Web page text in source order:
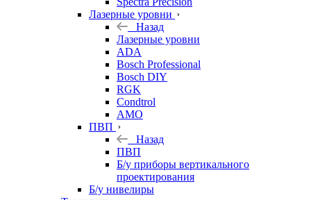
Лазерные уровни
Назад
Лазерные уровни
ADA
Bosch Professional
Bosch DIY
RGK
Condtrol
AMO
ПВП
Назад
ПВП
Б/у приборы вертикального
проектирования
Б/у нивелиры